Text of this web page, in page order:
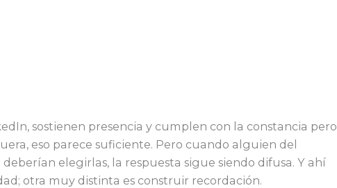
sostienen presencia y cumplen con la constancia pero
eso parece suficiente. Pero cuando alguien del
elegirlas, la respuesta sigue siendo difusa. Y ahí
otra muy distinta es construir recordación.